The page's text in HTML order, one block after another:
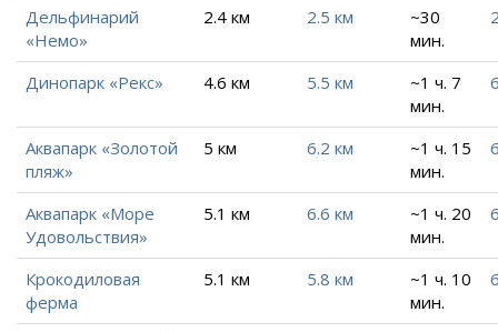
Дельфинарий
«Немо»
2.4 км 2.5 км
~30
мин.
Динопарк «Рекс» 4.6 км 5.5 км
~1 ч. 7
мин.
Аквапарк «Золотой
пляж»
5 км 6.2 км
~1 ч. 15
мин.
Аквапарк «Море
Удовольствия»
5.1 км 6.6 км
~1 ч. 20
мин.
Крокодиловая
ферма
5.1 км 5.8 км
~1 ч. 10
мин.